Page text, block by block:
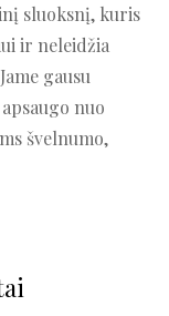
sluoksnį, kuris
ir neleidžia
gausu
nuo
švelnumo,